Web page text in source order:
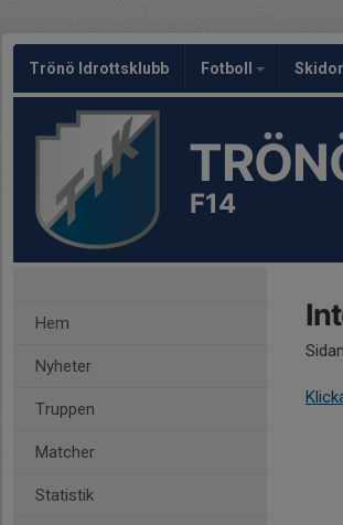
Trönö Idrottsklubb Fotboll Skidor
F14
Hem
Nyheter
Truppen
Matcher
Statistik